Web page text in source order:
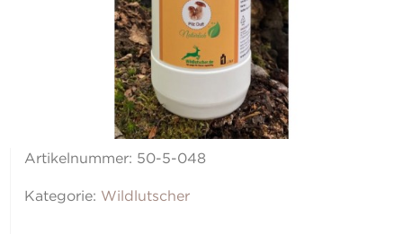
Artikelnummer: 50-5-048
Kategorie: Wildlutscher